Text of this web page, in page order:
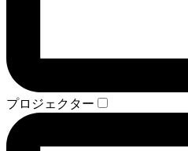
プロジェクター